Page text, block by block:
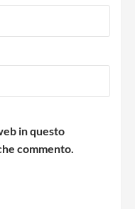
in questo
commento.